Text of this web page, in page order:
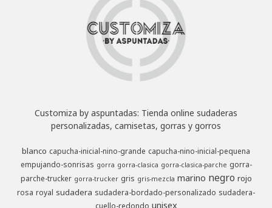
Customiza by aspuntadas: Tienda online sudaderas
personalizadas, camisetas, gorras y gorros
blanco capucha-inicial-nino-grande capucha-nino-inicial-pequena
empujando-sonrisas gorra gorra-clasica gorra-clasica-parche gorra-
parche-trucker gorra-trucker gris gris-mezcla marino negro rojo
rosa royal sudadera sudadera-bordado-personalizado sudadera-
cuello-redondo unisex